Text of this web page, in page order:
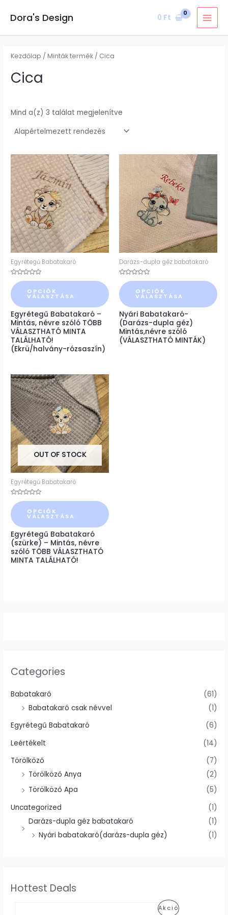
Dora's Design 0 Ft
Categories
Babatakaró
(61)
Babatakaró csak névvel
(1)
Egyrétegű Babatakaró
(6)
Leértékelt
(14)
Törölköző
(7)
Törölköző Anya
(2)
Törölköző Apa
(5)
Uncategorized
(1)
Darázs-dupla géz babatakaró
(1)
Nyári babatakaró(darázs-dupla géz)
(1)
Hottest Deals
AkcióA
Kezdőlap / Minták termék / Cica
Cica
Mind a(z) 3 találat megjelenítve
Egyrétegű Babatakaró
Értékelés:
0
/
5
OPCIÓK
VÁLASZTÁSA
Ennek
a
terméknek
több
variációja
van.
A
változatok
a
termékoldalon
választhatók
ki
Egyrétegű Babatakaró –
Mintás, névre szóló TÖBB
VÁLASZTHATÓ MINTA
TALÁLHATÓ!
(Ekrü/halvány-rózsaszín)
Darázs-dupla géz babatakaró
Értékelés:
0
/
5
OPCIÓK
VÁLASZTÁSA
Ennek
a
terméknek
több
variációja
van.
A
változatok
a
termékoldalon
választhatók
ki
Nyári Babatakaró-
(Darázs-dupla géz)
Mintás,névre szóló
(VÁLASZTHATÓ MINTÁK)
OUT OF STOCK
Egyrétegű Babatakaró
Értékelés:
0
/
5
OPCIÓK
VÁLASZTÁSA
Ennek
a
terméknek
több
variációja
van.
A
változatok
a
termékoldalon
választhatók
ki
Egyrétegű Babatakaró
(szürke) – Mintás, névre
szóló TÖBB VÁLASZTHATÓ
MINTA TALÁLHATÓ!